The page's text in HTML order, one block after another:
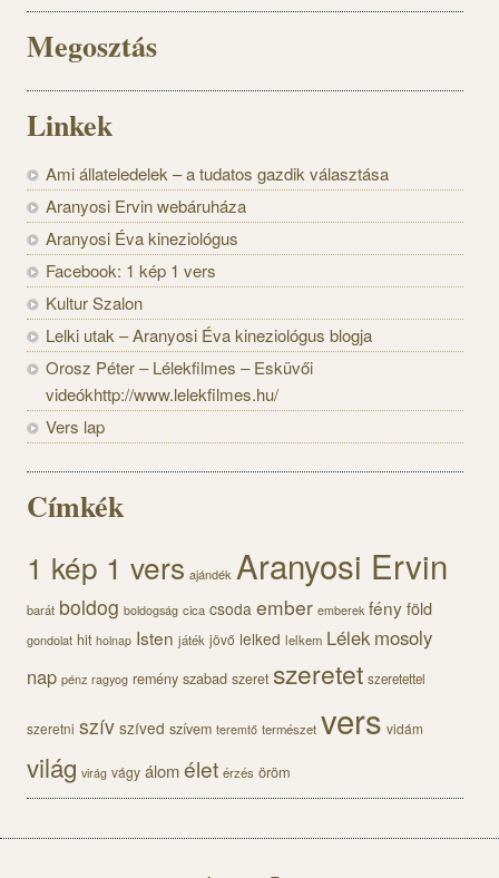
Megosztás
Linkek
Ami állateledelek – a tudatos gazdik választása
Aranyosi Ervin webáruháza
Aranyosi Éva kineziológus
Facebook: 1 kép 1 vers
Kultur Szalon
Lelki utak – Aranyosi Éva kineziológus blogja
Orosz Péter – Lélekfilmes – Esküvői
videókhttp://www.lelekfilmes.hu/
Vers lap
Címkék
1 kép 1 vers ajándék Aranyosi Ervin
barát boldog boldogság cica csoda ember emberek fényföld
gondolat hit holnap Isten játék jövő lelked lelkem Lélek mosoly
nap pénz ragyog remény szabad szeret szeretet szeretettel
szeretni szív szíved szívem teremtő természet vers vidám
világ virág vágy álomélet érzés öröm